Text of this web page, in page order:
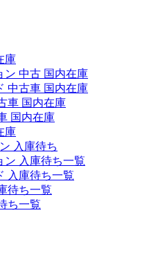
庫
ン 中古 国内在庫
中古車 国内在庫
車 国内在庫
国内在庫
庫
入庫待ち
ン 入庫待ち一覧
入庫待ち一覧
待ち一覧
ち一覧